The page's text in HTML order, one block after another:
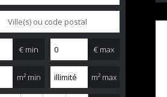
€ min € max
m² min m² max